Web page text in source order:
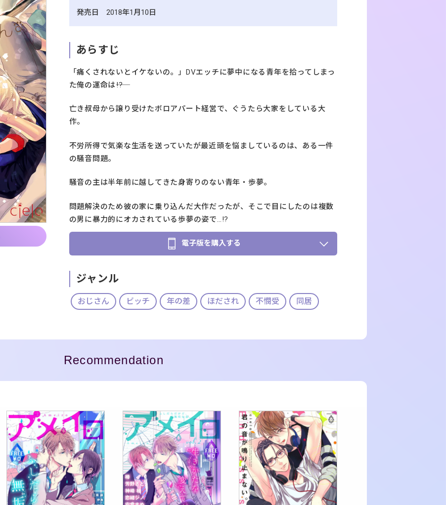
発売日 2018年1月10日
あらすじ
「痛くされないとイケないの。」DVエッチに夢中になる青年を拾ってしまっ
た俺の運命は――!?
亡き叔母から譲り受けたボロアパート経営で、ぐうたら大家をしている大
作。
不労所得で気楽な生活を送っていたが最近頭を悩ましているのは、ある一件
の騒音問題。
騒音の主は半年前に越してきた身寄りのない青年・歩夢。
問題解決のため彼の家に乗り込んだ大作だったが、そこで目にしたのは複数
の男に暴力的にオカされている歩夢の姿で…!?
電子版を購入する
ジャンル
おじさん ビッチ 年の差 ほだされ 不憫受 同居
Recommendation